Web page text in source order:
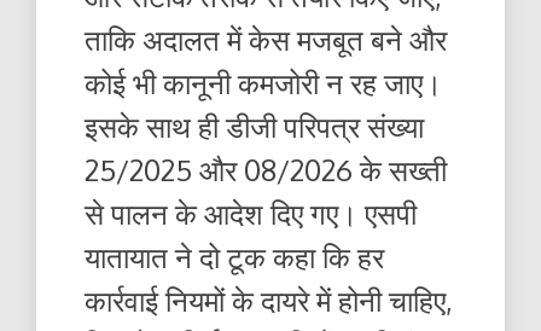
ताकि अदालत में केस मजबूत बने और
कोई भी कानूनी कमजोरी न रह जाए।
इसके साथ ही डीजी परिपत्र संख्या
25/2025 और 08/2026 के सख्ती
से पालन के आदेश दिए गए। एसपी
यातायात ने दो टूक कहा कि हर
कार्रवाई नियमों के दायरे में होनी चाहिए,